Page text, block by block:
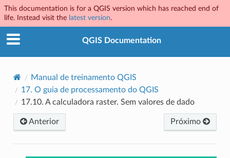
This documentation is for a QGIS version which has reached end of
life. Instead visit the latest version.
QGIS Documentation
Manual de treinamento QGIS
17. O guia de processamento do QGIS
17.10. A calculadora raster. Sem valores de dado
Anterior Próximo